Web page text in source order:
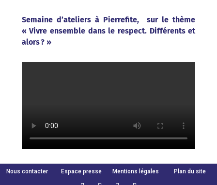
Semaine d’ateliers à Pierrefite, sur le thème
« Vivre ensemble dans le respect. Différents et
alors ? »
Nous contacter Espace presse Mentions légales Plan du site